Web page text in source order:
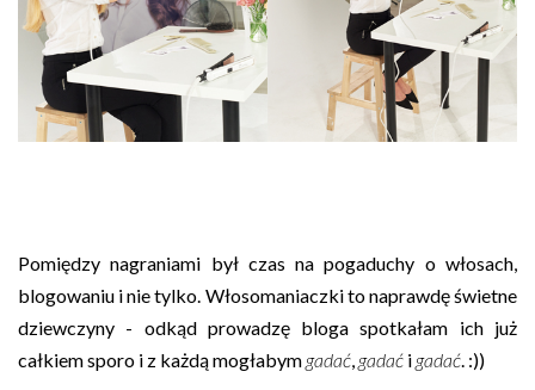
Pomiędzy nagraniami był czas na pogaduchy o włosach,
blogowaniu i nie tylko. Włosomaniaczki to naprawdę świetne
dziewczyny - odkąd prowadzę bloga spotkałam ich już
całkiem sporo i z każdą mogłabym gadać, gadać i gadać. :))